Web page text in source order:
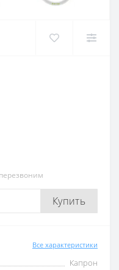
Купить
Все характеристики
Капрон